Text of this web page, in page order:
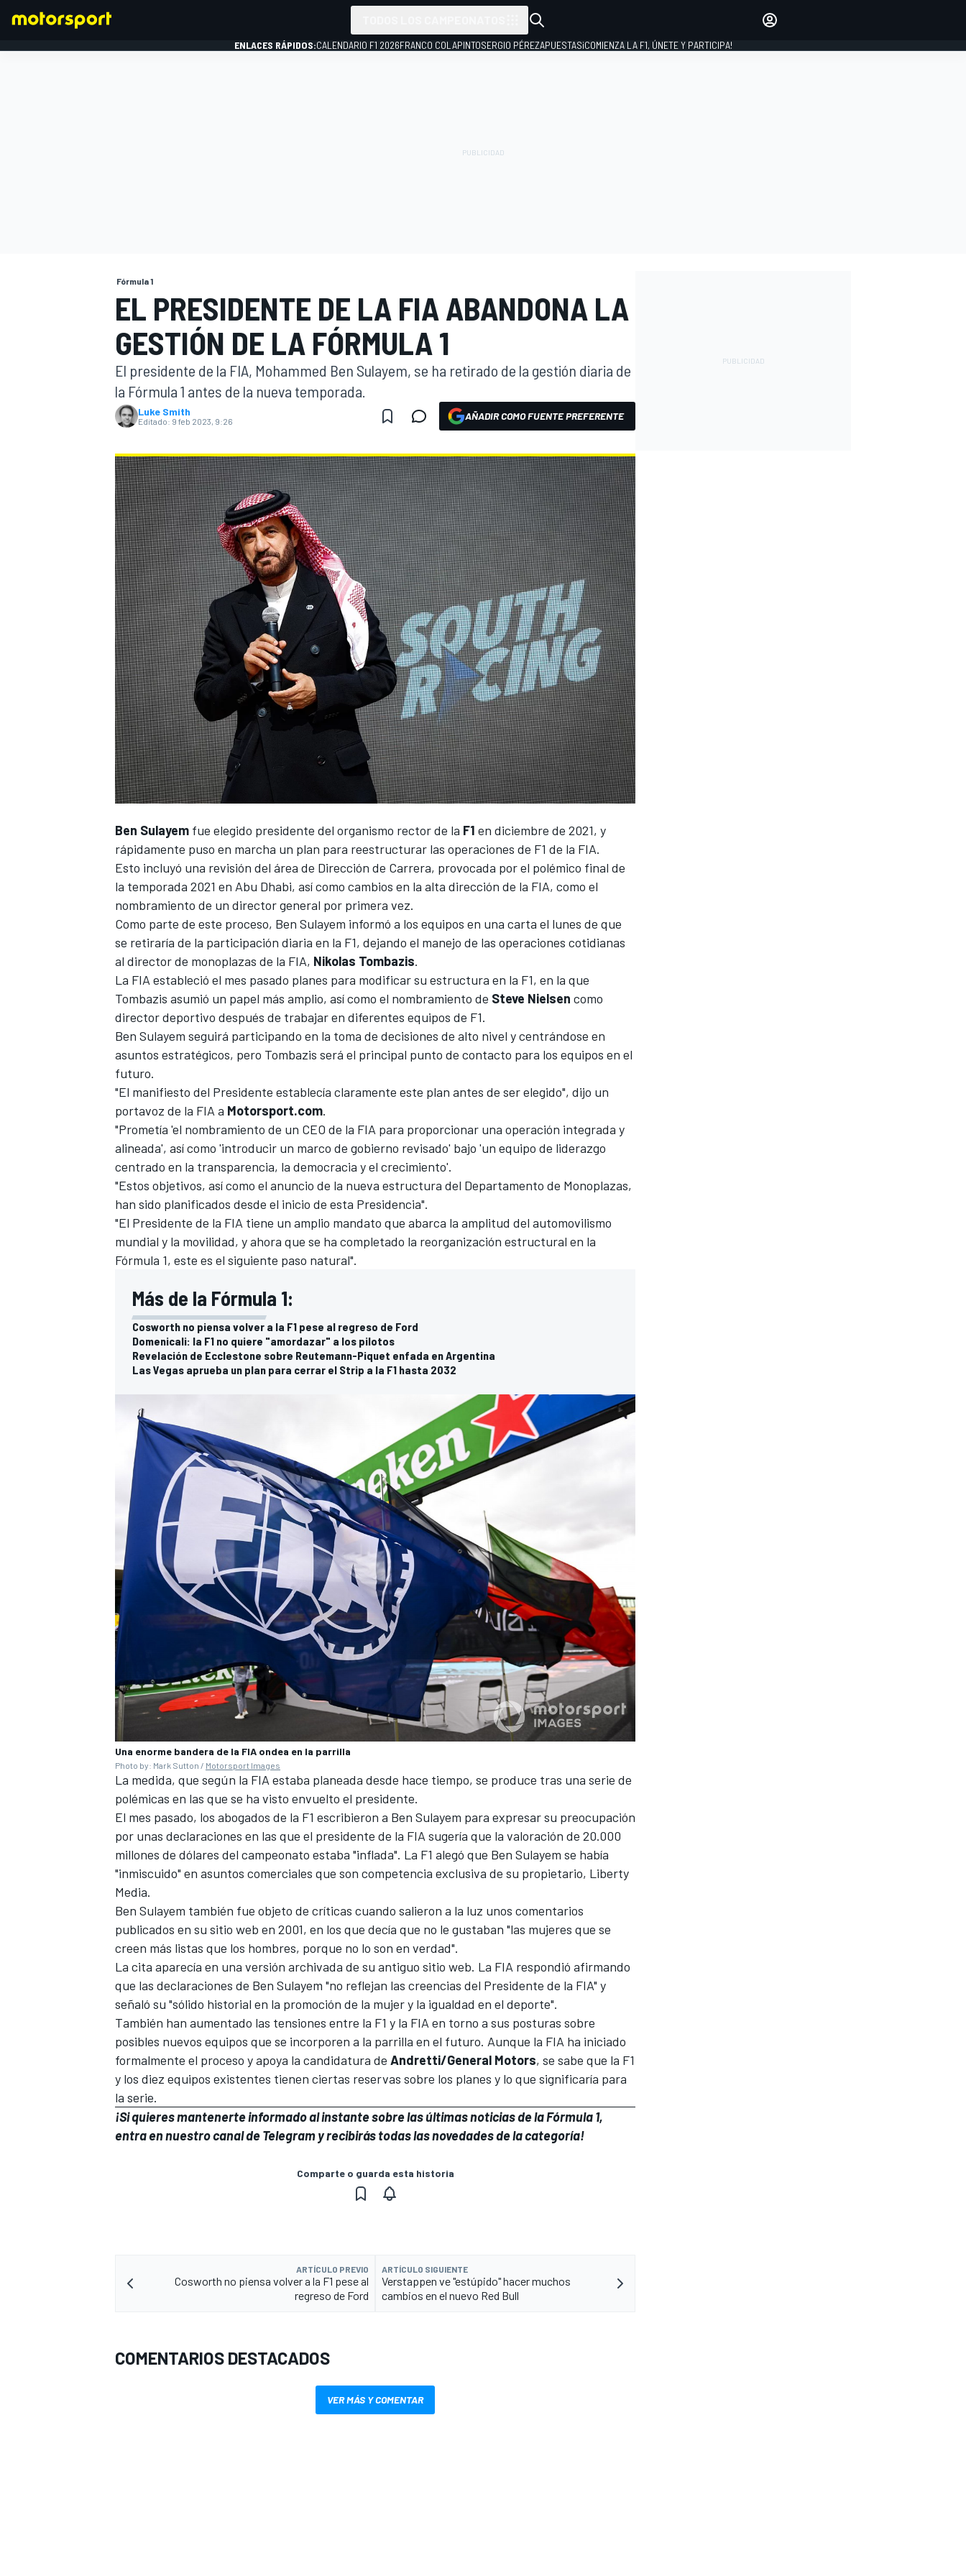
INDYCAR
MOTOGP
NASCAR CUP
FÓRMULA E
WRC
MÁS CATEGORÍAS
INICIAR SESIÓN
ENLACES RÁPIDOS:CALENDARIO F1 2026FRANCO COLAPINTOSERGIO PÉREZAPUESTAS¡COMIENZA LA F1, ÚNETE Y PARTICIPA!
Fórmula 1
EL PRESIDENTE DE LA FIA ABANDONA LA
GESTIÓN DE LA FÓRMULA 1
El presidente de la FIA, Mohammed Ben Sulayem, se ha retirado de la gestión diaria de
la Fórmula 1 antes de la nueva temporada.
Luke Smith
Editado: 9 feb 2023, 9:26 AÑADIR COMO FUENTE PREFERENTE
Ben Sulayem fue elegido presidente del organismo rector de la F1 en diciembre de 2021, y
rápidamente puso en marcha un plan para reestructurar las operaciones de F1 de la FIA.
Esto incluyó una revisión del área de Dirección de Carrera, provocada por el polémico final de
la temporada 2021 en Abu Dhabi, así como cambios en la alta dirección de la FIA, como el
nombramiento de un director general por primera vez.
Como parte de este proceso, Ben Sulayem informó a los equipos en una carta el lunes de que
se retiraría de la participación diaria en la F1, dejando el manejo de las operaciones cotidianas
al director de monoplazas de la FIA, Nikolas Tombazis.
La FIA estableció el mes pasado planes para modificar su estructura en la F1, en la que
Tombazis asumió un papel más amplio, así como el nombramiento de Steve Nielsen como
director deportivo después de trabajar en diferentes equipos de F1.
Ben Sulayem seguirá participando en la toma de decisiones de alto nivel y centrándose en
asuntos estratégicos, pero Tombazis será el principal punto de contacto para los equipos en el
futuro.
"El manifiesto del Presidente establecía claramente este plan antes de ser elegido", dijo un
portavoz de la FIA a Motorsport.com.
"Prometía 'el nombramiento de un CEO de la FIA para proporcionar una operación integrada y
alineada', así como 'introducir un marco de gobierno revisado' bajo 'un equipo de liderazgo
centrado en la transparencia, la democracia y el crecimiento'.
"Estos objetivos, así como el anuncio de la nueva estructura del Departamento de Monoplazas,
han sido planificados desde el inicio de esta Presidencia".
"El Presidente de la FIA tiene un amplio mandato que abarca la amplitud del automovilismo
mundial y la movilidad, y ahora que se ha completado la reorganización estructural en la
Fórmula 1, este es el siguiente paso natural".
Más de la Fórmula 1:
Cosworth no piensa volver a la F1 pese al regreso de Ford
Domenicali: la F1 no quiere "amordazar" a los pilotos
Revelación de Ecclestone sobre Reutemann-Piquet enfada en Argentina
Las Vegas aprueba un plan para cerrar el Strip a la F1 hasta 2032
Una enorme bandera de la FIA ondea en la parrilla
Photo by: Mark Sutton / Motorsport Images
La medida, que según la FIA estaba planeada desde hace tiempo, se produce tras una serie de
polémicas en las que se ha visto envuelto el presidente.
El mes pasado, los abogados de la F1 escribieron a Ben Sulayem para expresar su preocupación
por unas declaraciones en las que el presidente de la FIA sugería que la valoración de 20.000
millones de dólares del campeonato estaba "inflada". La F1 alegó que Ben Sulayem se había
"inmiscuido" en asuntos comerciales que son competencia exclusiva de su propietario, Liberty
Media.
Ben Sulayem también fue objeto de críticas cuando salieron a la luz unos comentarios
publicados en su sitio web en 2001, en los que decía que no le gustaban "las mujeres que se
creen más listas que los hombres, porque no lo son en verdad".
La cita aparecía en una versión archivada de su antiguo sitio web. La FIA respondió afirmando
que las declaraciones de Ben Sulayem "no reflejan las creencias del Presidente de la FIA" y
señaló su "sólido historial en la promoción de la mujer y la igualdad en el deporte".
También han aumentado las tensiones entre la F1 y la FIA en torno a sus posturas sobre
posibles nuevos equipos que se incorporen a la parrilla en el futuro. Aunque la FIA ha iniciado
formalmente el proceso y apoya la candidatura de Andretti/General Motors, se sabe que la F1
y los diez equipos existentes tienen ciertas reservas sobre los planes y lo que significaría para
la serie.
¡Si quieres mantenerte informado al instante sobre las últimas noticias de la Fórmula 1,
entra ennuestro canal de Telegramy recibirás todas las novedades de la categoría!
Comparte o guarda esta historia
ARTÍCULO PREVIO
Cosworth no piensa volver a la F1 pese al
regreso de Ford
ARTÍCULO SIGUIENTE
Verstappen ve "estúpido" hacer muchos
cambios en el nuevo Red Bull
COMENTARIOS DESTACADOS
VER MÁS Y COMENTAR